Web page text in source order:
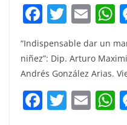
F
c
e
b
o
T
w
itt
er
E
ai
l s
A
p
“Indispensable dar un
niñez”: Dip. Arturo
Andrés González Arias.
F T E